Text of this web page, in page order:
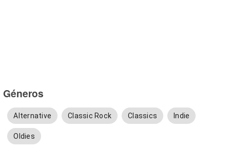
Géneros
Alternative Classic Rock Classics Indie
Oldies